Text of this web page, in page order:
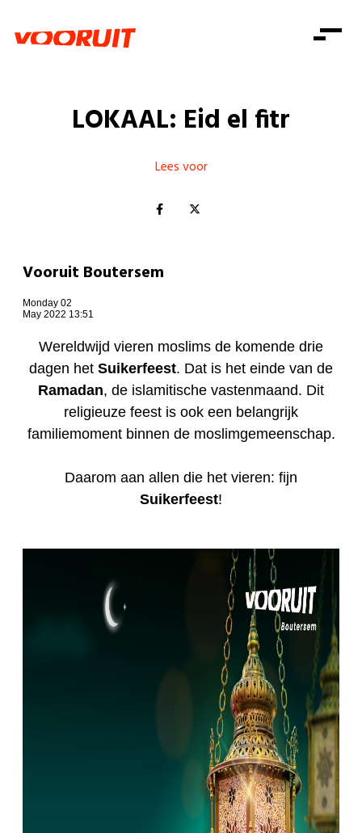
Zorg
Gelijke kansen
Onze mensen
Standpunten
Doe mee
Doe mee
Mis niets
Login
Login
Doe mee
LOKAAL: Eid el fitr
Lees voor
Vooruit Boutersem
Monday 02
May 2022 13:51
Wereldwijd vieren moslims de komende drie
dagen het Suikerfeest. Dat is het einde van de
Ramadan, de islamitische vastenmaand. Dit
religieuze feest is ook een belangrijk
familiemoment binnen de moslimgemeenschap.
Daarom aan allen die het vieren: fijn
Suikerfeest!